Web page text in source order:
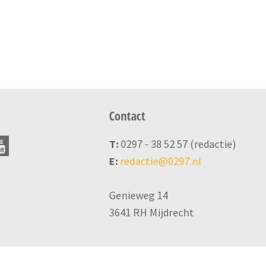
Contact
T:0297 - 38 52 57 (redactie)
E: redactie@0297.nl
Genieweg 14
3641 RH Mijdrecht